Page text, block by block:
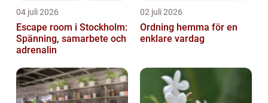
04 juli 2026
Escape room i Stockholm:
Spänning, samarbete och
adrenalin
02 juli 2026
Ordning hemma för en
enklare vardag